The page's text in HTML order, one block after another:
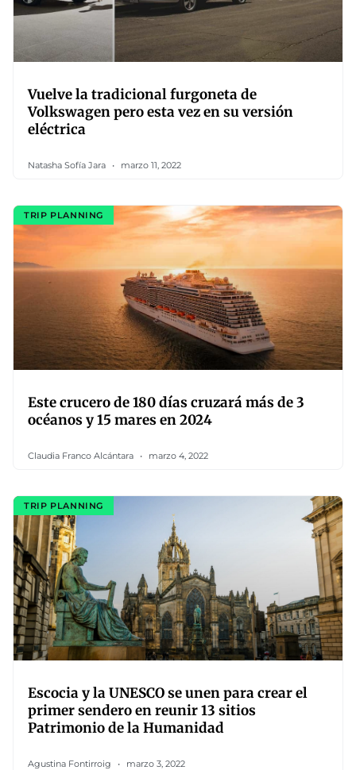
Vuelve la tradicional furgoneta de
Volkswagen pero esta vez en su versión
eléctrica
Natasha Sofía Jara marzo 11, 2022
TRIP PLANNING
Este crucero de 180 días cruzará más de 3
océanos y 15 mares en 2024
Claudia Franco Alcántara marzo 4, 2022
TRIP PLANNING
Escocia y la UNESCO se unen para crear el
primer sendero en reunir 13 sitios
Patrimonio de la Humanidad
Agustina Fontirroig marzo 3, 2022